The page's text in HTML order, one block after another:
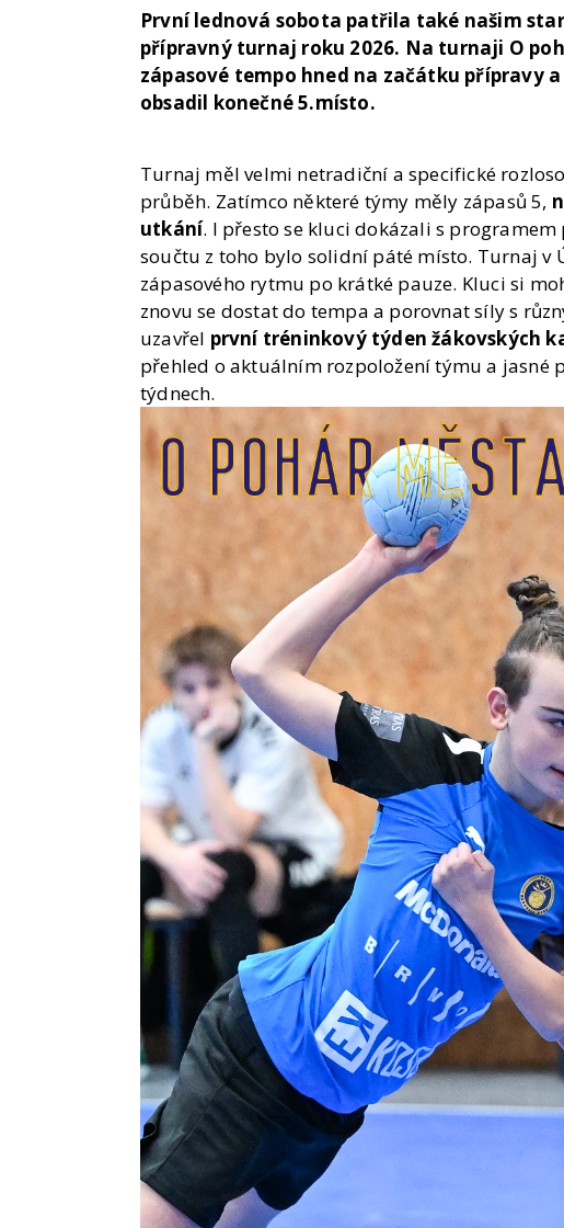
První lednová sobota patřila také našim
přípravný turnaj roku 2026. Na turnaji O
zápasové tempo hned na začátku přípravy
obsadil konečné 5.místo.
Turnaj měl velmi netradiční a specifické
průběh. Zatímco některé týmy měly zápasů 5,
utkání. I přesto se kluci dokázali s
součtu z toho bylo solidní páté místo. Turnaj v
zápasového rytmu po krátké pauze. Kluci si
znovu se dostat do tempa a porovnat síly s
uzavřel první tréninkový týden žákovských
přehled o aktuálním rozpoložení týmu a
týdnech.